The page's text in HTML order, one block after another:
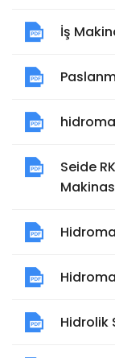
İş
Seide
Hidrolik